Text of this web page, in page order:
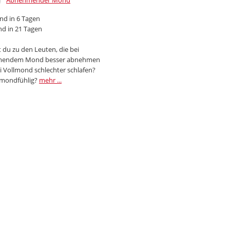
in 6 Tagen
in 21 Tagen
du zu den Leuten, die bei
Mond besser abnehmen
Vollmond schlechter schlafen?
mehr ...